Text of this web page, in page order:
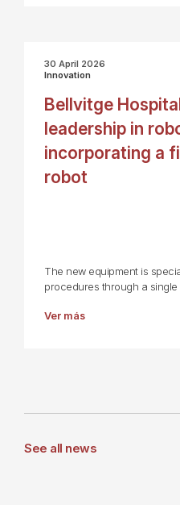
30 April 2026
Innovation
Bellvitge
leadership in
incorporating a
robot
The new equipment is
procedures through a single
Ver más
See all news